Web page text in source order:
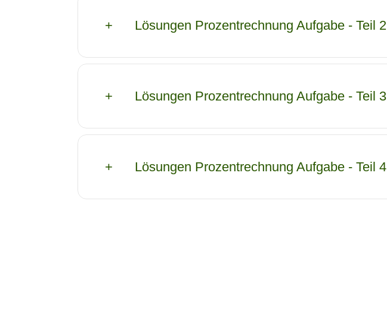
Lösungen Prozentrechnung Aufgabe - Teil 2
Lösungen Prozentrechnung Aufgabe - Teil 3
Lösungen Prozentrechnung Aufgabe - Teil 4